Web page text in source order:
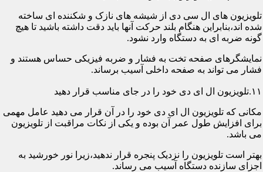
تلویزیون های ال سی دی از شیشه های نازک و شکننده ای ساخته
شده اند،بنابراین هنگام بلند حرکت آنها باید دقت داشته باشید تا هیچ
گونه ضربه ای به دستگاه وارد نشود.
نمایشگرهای صفحه تخت به فشار و ضربه فیزیکی حساس هستند و
فشار می تواند به صفحه داخلی آسیب برساند.
۱۱.تلویزیون ال ای دی خود را در جای مناسب قرار دهید
مکانی که تلویزیون ال ای دی خود را در آن قرار می دهید عامل مهمی
برای افزایش طول عمر آن بوده و یکی از نکات مراقبت از تلویزیون
می باشد.
بهتر است تلویزیون را نزدیک پنجره قرار ندهید،زیرا نور خورشید به
اجزای سازنده دستگاه آسیب می رساند.